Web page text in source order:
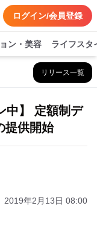
ログイン/会員登録
ン・美容 ライフスタ
リリース一覧
中】 定額制デ
提供開始
2019年2月13日 08:00